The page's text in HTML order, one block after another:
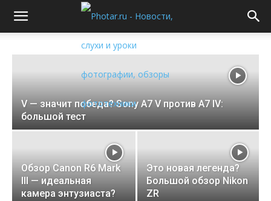
который может заменить камеру?
V — значит победа? Sony A7 V против A7 IV:
большой тест
Обзор Canon R6 Mark
III — идеальная
камера энтузиаста?
Это новая легенда?
Большой обзор Nikon
ZR